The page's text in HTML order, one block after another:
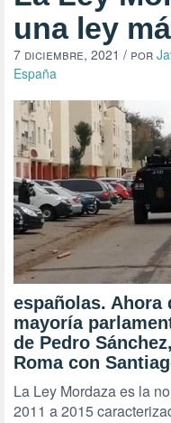
una ley
7 diciembre, 2021 / por
España
españolas. Ahora
mayoría
de Pedro
Roma con
La Ley Mordaza es la
2011 a 2015